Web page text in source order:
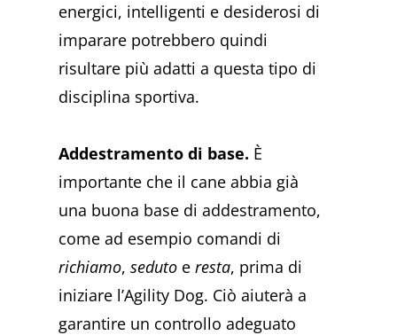
energici, intelligenti e desiderosi di
imparare potrebbero quindi
risultare più adatti a questa tipo di
disciplina sportiva.
Addestramento di base. È
importante che il cane abbia già
una buona base di addestramento,
come ad esempio comandi di
richiamo,seduto eresta, prima di
iniziare l’Agility Dog. Ciò aiuterà a
garantire un controllo adeguato